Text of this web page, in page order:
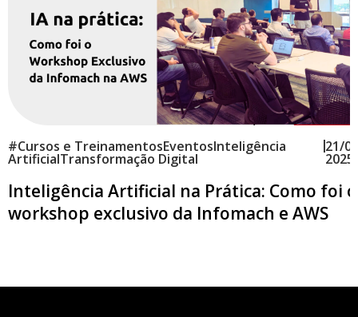
#Cursos e TreinamentosEventosInteligência
ArtificialTransformação Digital
|21/
2025
Inteligência Artificial na Prática: Como foi o
workshop exclusivo da Infomach e AWS